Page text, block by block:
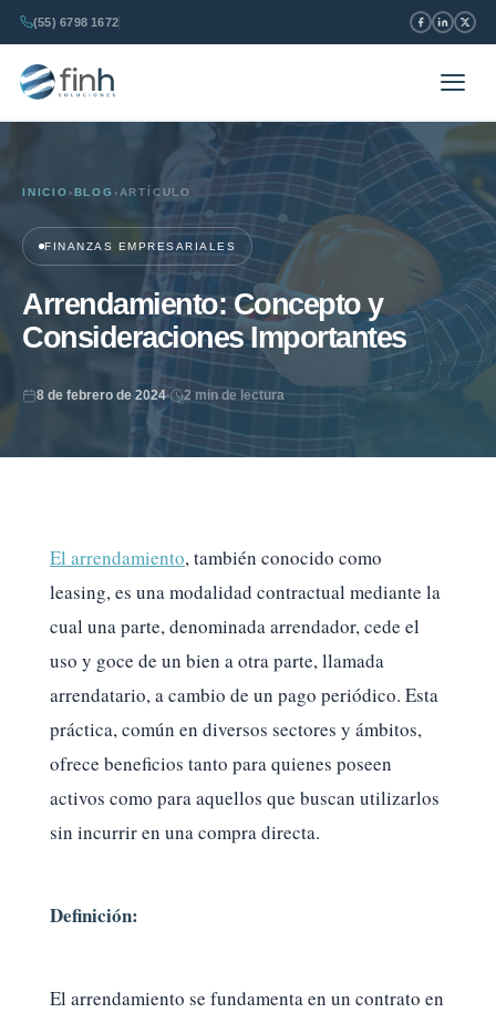
(55) 6798 1672
INICIO ›BLOG › ARTÍCULO
FINANZAS EMPRESARIALES
Arrendamiento: Concepto y
Consideraciones Importantes
8 de febrero de 2024 2 min de lectura
El arrendamiento, también conocido como
leasing, es una modalidad contractual mediante la
cual una parte, denominada arrendador, cede el
uso y goce de un bien a otra parte, llamada
arrendatario, a cambio de un pago periódico. Esta
práctica, común en diversos sectores y ámbitos,
ofrece beneficios tanto para quienes poseen
activos como para aquellos que buscan utilizarlos
sin incurrir en una compra directa.
Definición:
El arrendamiento se fundamenta en un contrato en